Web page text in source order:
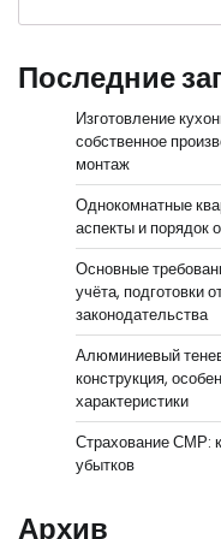
Последние
Изготовление
собственное
монтаж
Однокомнатные
аспекты и порядок
Основные
учёта, подготовки
законодательства
Алюминиевый
конструкция,
характеристики
Страхование СМР:
убытков
Архив